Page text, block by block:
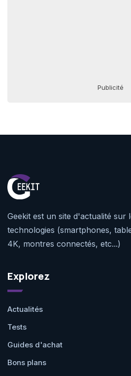
Publicité
Geekit est un site d'actualité sur
technologies (smartphones,
4K, montres connectés, etc...)
Explorez
Actualités
Tests
Guides d'achat
Bons plans